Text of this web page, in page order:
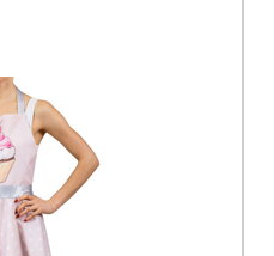
der im Formular angegebenen
Zwecke der Absendung
*